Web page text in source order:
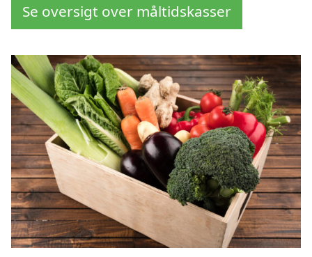
Se oversigt over måltidskasser